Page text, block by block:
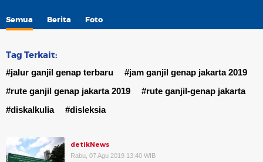
Semua Berita Foto
Tag Terkait:
#jalur ganjil genap terbaru
#jam ganjil genap jakarta 2019
#rute ganjil genap jakarta 2019
#rute ganjil-genap jakarta
#diskalkulia
#disleksia
detikNews
Rabu, 07 Agu 2019 13:40 WIB